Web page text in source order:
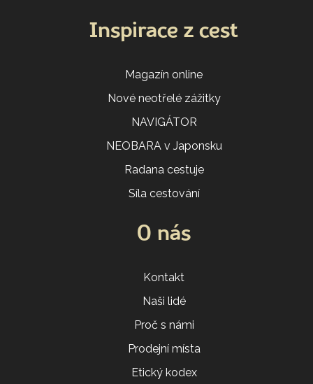
Inspirace z cest
Magazín online
Nové neotřelé zážitky
NAVIGÁTOR
NEOBARA v Japonsku
Radana cestuje
Síla cestování
O nás
Kontakt
Naši lidé
Proč s námi
Prodejní místa
Etický kodex